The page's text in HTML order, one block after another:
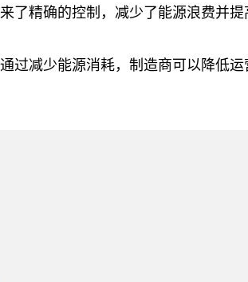
精确的控制，减少了能源浪费并提
减少能源消耗，制造商可以降低